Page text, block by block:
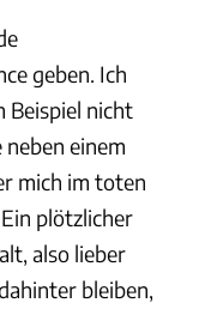
geben. Ich
Beispiel nicht
einem
mich im toten
plötzlicher
also lieber
bleiben,